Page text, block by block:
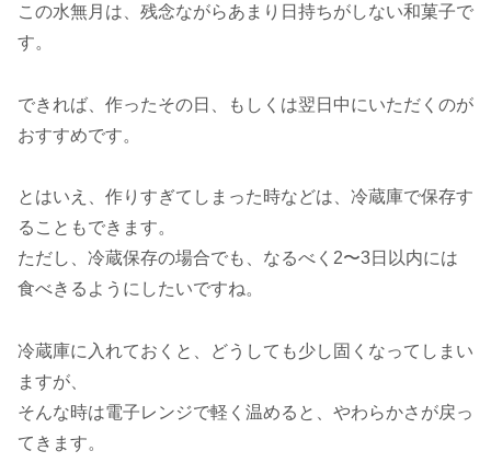
この水無月は、残念ながらあまり日持ちがしない和菓子で
す。
できれば、作ったその日、もしくは翌日中にいただくのが
おすすめです。
とはいえ、作りすぎてしまった時などは、冷蔵庫で保存す
ることもできます。
ただし、冷蔵保存の場合でも、なるべく2〜3日以内には
食べきるようにしたいですね。
冷蔵庫に入れておくと、どうしても少し固くなってしまい
ますが、
そんな時は電子レンジで軽く温めると、やわらかさが戻っ
てきます。